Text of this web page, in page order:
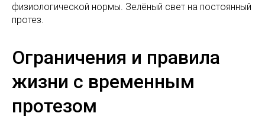
физиологической нормы. Зелёный свет на постоянный
протез.
Ограничения и правила
жизни с временным
протезом